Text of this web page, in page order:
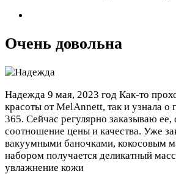
Очень довольна
Надежда 9 мая, 2023 год Как-то
красоты от MelAnnett, так и узнала о
365. Сейчас регулярно заказываю ее,
соотношение цены и качества. Уже
вакуумными баночками, кокосовым
набором получается деликатный
увлажнение кожи